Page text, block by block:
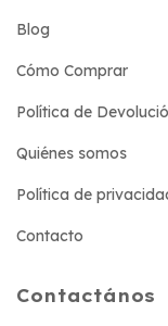
Blog
Cómo Comprar
Política de
Quiénes somos
Política de
Contacto
Contactános